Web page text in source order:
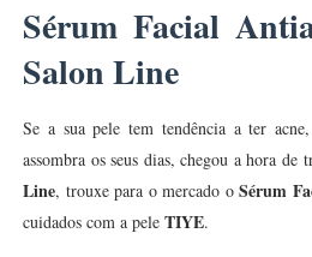
Sérum Facial
Salon Line
Se a sua pele tem tendência a ter
assombra os seus dias, chegou a hora de
Line, trouxe para o mercado oSérum
cuidados com a pele TIYE.